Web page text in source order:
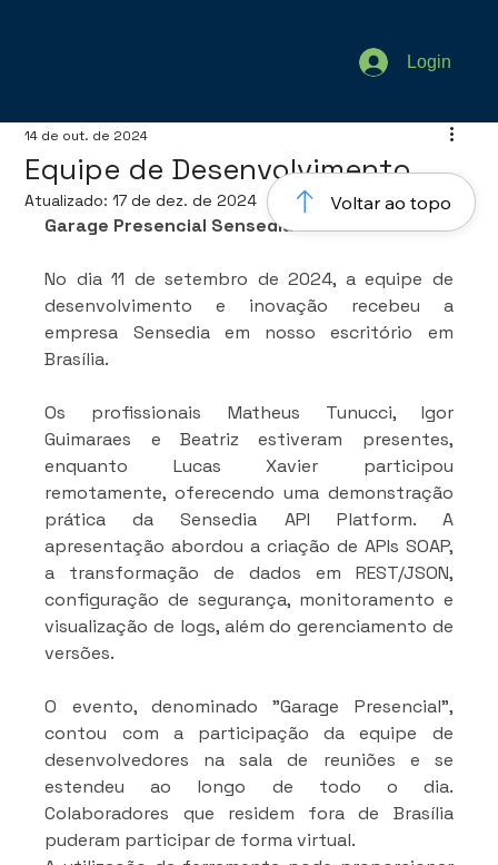
Login
Equipe de Desenvolvimento
14 de out. de 2024
Atualizado:17 de dez. de 2024
Garage Presencial Sensedia
No dia 11 de setembro de 2024, a equipe de
desenvolvimento e inovação recebeu a
empresa Sensedia em nosso escritório em
Brasília.
Os profissionais Matheus Tunucci, Igor
Guimaraes e Beatriz estiveram presentes,
enquanto Lucas Xavier participou
remotamente, oferecendo uma demonstração
prática da Sensedia API Platform. A
apresentação abordou a criação de APIs SOAP,
a transformação de dados em REST/JSON,
configuração de segurança, monitoramento e
visualização de logs, além do gerenciamento de
versões.
O evento, denominado "Garage Presencial",
contou com a participação da equipe de
desenvolvedores na sala de reuniões e se
estendeu ao longo de todo o dia.
Colaboradores que residem fora de Brasília
puderam participar de forma virtual.
Voltar ao topo